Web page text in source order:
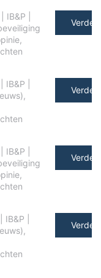
IB&P
,
Verder
IB&P
,
Verder
IB&P
,
Verder
IB&P
,
Verder